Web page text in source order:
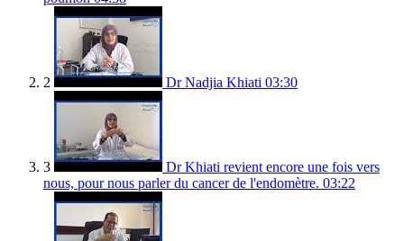
2 Dr Nadjia Khiati 03:30
3
Dr Khiati revient encore une fois vers
nous, pour nous parler du cancer de l'endomètre. 03:22